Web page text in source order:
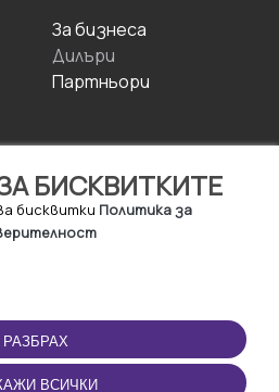
БИСКВИТКИТЕ
бисквитки Политика за
РАЗБРАХ
ВСИЧКИ
За бизнесa
Дилъри
Партньори
ПРИЛОЖЕНИЕТО